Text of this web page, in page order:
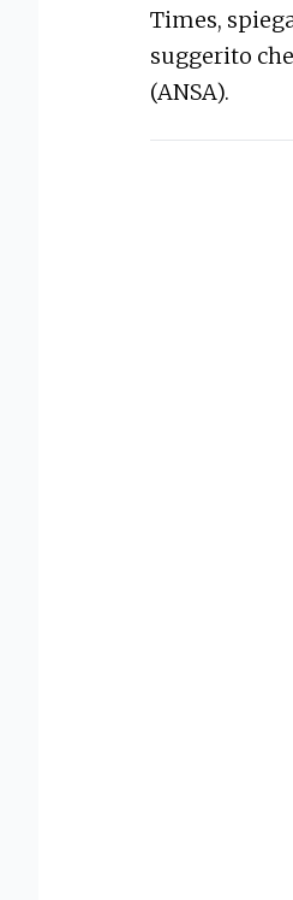
Times,
suggerito
(ANSA).